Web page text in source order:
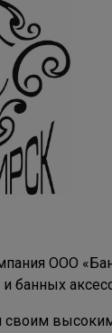
ООО
банных
своим